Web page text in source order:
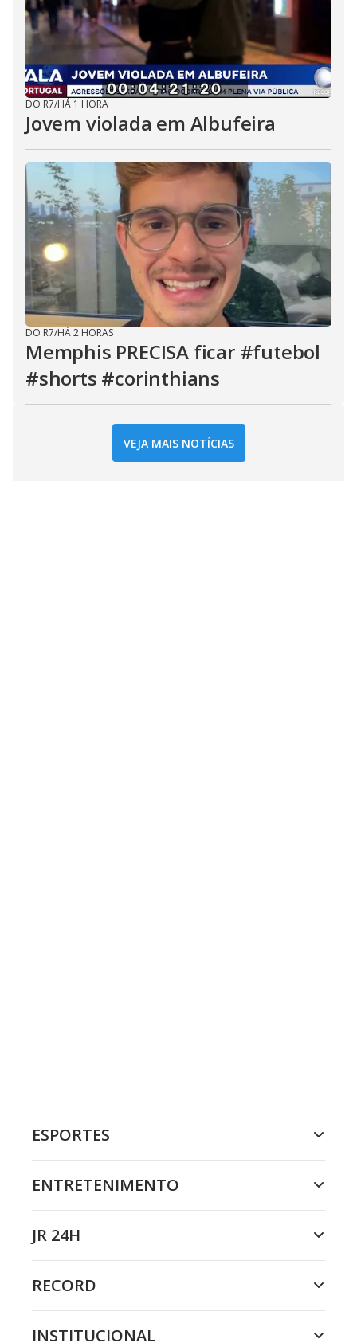
DO R7/HÁ 1 HORA
Jovem violada em Albufeira
DO R7/HÁ 2 HORAS
Memphis PRECISA ficar #futebol
#shorts #corinthians
VEJA MAIS NOTÍCIAS
ESPORTES
ENTRETENIMENTO
JR 24H
RECORD
INSTITUCIONAL